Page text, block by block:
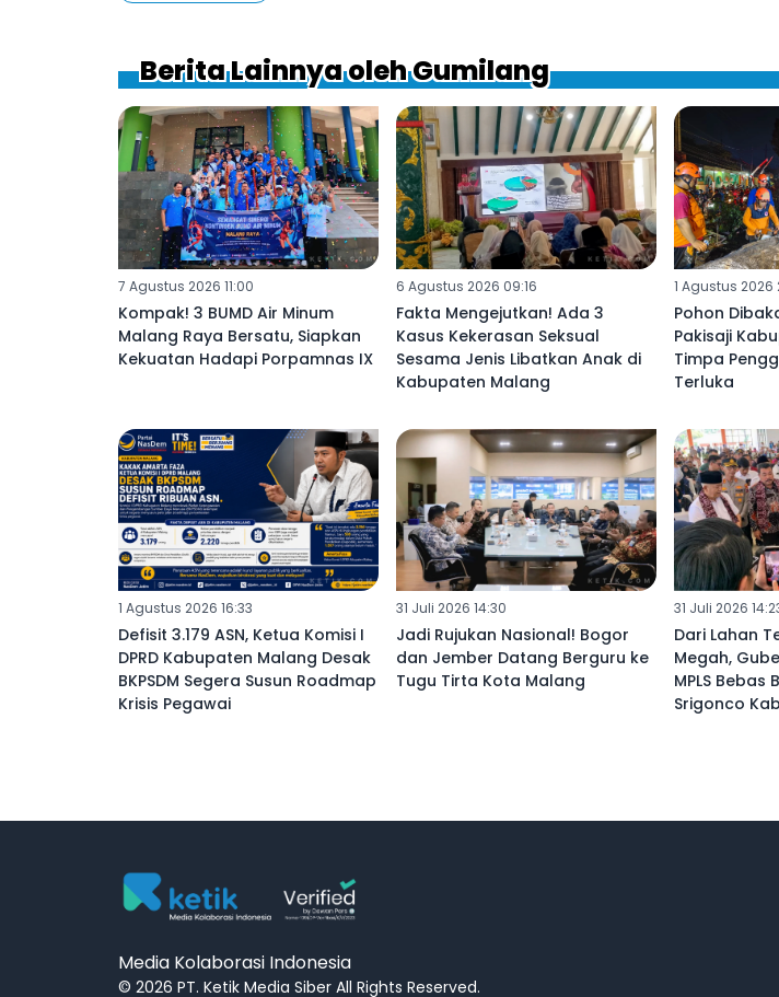
Berita Lainnya oleh Gumilang
7 Agustus 2026 11:00
Kompak! 3 BUMD Air Minum
Malang Raya Bersatu, Siapkan
Kekuatan Hadapi Porpamnas IX
6 Agustus 2026 09:16
Fakta Mengejutkan! Ada 3
Kasus Kekerasan Seksual
Sesama Jenis Libatkan Anak di
Kabupaten Malang ‎
1 Agustus 2026
Pohon
Pakisaji
Timpa
Terluka
1 Agustus 2026 16:33
Defisit 3.179 ASN, Ketua Komisi I
DPRD Kabupaten Malang Desak
BKPSDM Segera Susun Roadmap
Krisis Pegawai ‎
31 Juli 2026 14:30
‎Jadi Rujukan Nasional! Bogor
dan Jember Datang Berguru ke
Tugu Tirta Kota Malang ‎
31 Juli 2026
Dari Lahan
Megah,
MPLS Bebas
Srigonco
Media Kolaborasi Indonesia
© 2026 PT. Ketik Media Siber All Rights Reserved.